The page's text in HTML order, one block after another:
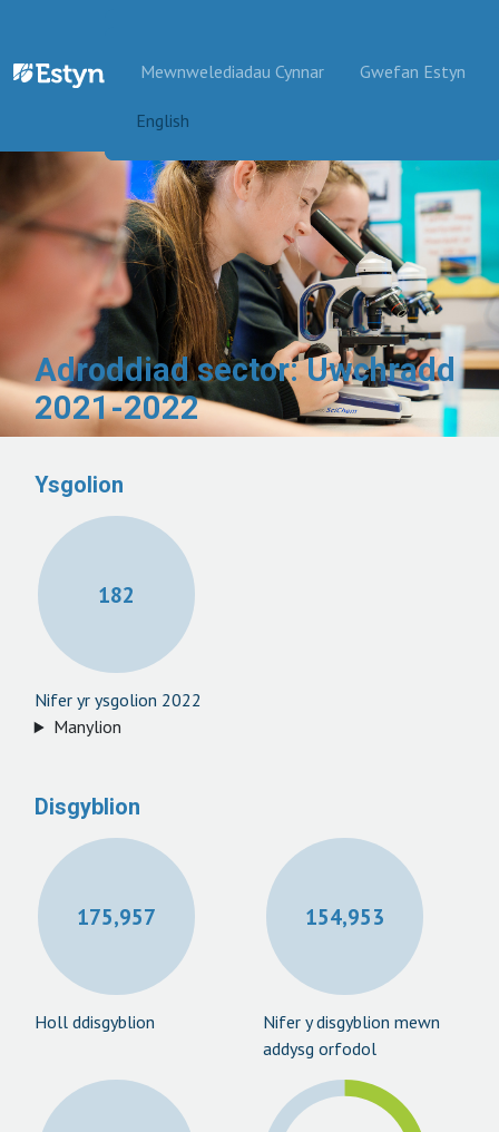
Mewnwelediadau Cynnar Gwefan Estyn
English
Adroddiad sector: Uwchradd
2021-2022
Ysgolion
182
Nifer yr ysgolion 2022
Manylion
Disgyblion
175,957
Holl ddisgyblion
154,953
Nifer y disgyblion mewn
addysg orfodol